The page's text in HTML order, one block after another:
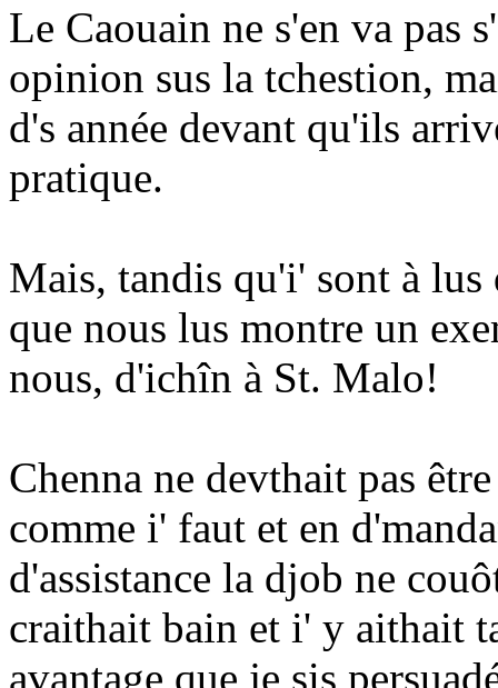
Le Caouain ne s'en va pas
opinion sus la tchestion,
d's année devant qu'ils
pratique.
Mais, tandis qu'i' sont à
que nous lus montre un
nous, d'ichîn à St. Malo!
Chenna ne devthait pas
comme i' faut et en
d'assistance la djob ne
craithait bain et i' y aithait
avantage que je sis